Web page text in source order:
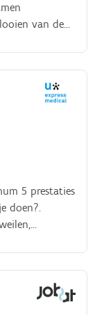
van de
5 prestaties
doen?.